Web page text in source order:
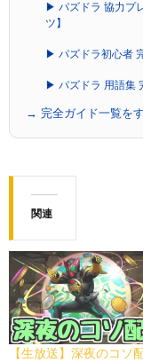
▶ パズドラ 協力プ
ツ】
▶ パズドラ初心者
▶ パズドラ 用語集
→ 完全ガイド一覧を
関連
【生放送】深夜のコソ